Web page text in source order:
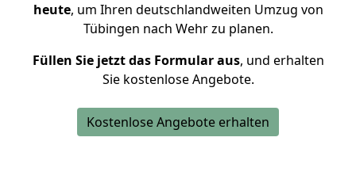
heute, um Ihren deutschlandweiten Umzug von
Tübingen nach Wehr zu planen.
Füllen Sie jetzt das Formular aus, und erhalten
Sie kostenlose Angebote.
Kostenlose Angebote erhalten